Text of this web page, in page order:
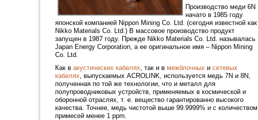
Производство меди 6N
начато в 1985 году
японской компанией Nippon Mining Co. Ltd. (сегодня известной как
Nikko Materials Co. Ltd.) В массовое производство продукт
запущен в 1987 году. Прежде Nikko Materials Co. Ltd. называлась
Japan Energy Corporation, а ее оригинальное имя – Nippon Mining
Co. Ltd.
Как в акустических кабелях, так и в межблочных и сетевых
кабелях, выпускаемых ACROLINK, используется медь 7N и 8N,
полученная по той же технологии, что и металл для
полупроводниковых устройств, применяемых в космической и
оборонной отраслях, т. е. вещество гарантированно высокого
качества. Точнее, медь чистотой выше 99.9999% и с количеством
примесей менее 1 ppm.